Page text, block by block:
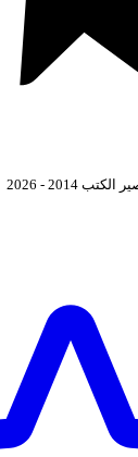
2014 - 2026